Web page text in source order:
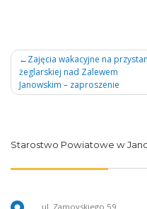
Nawigacja
wpisu
Zajęcia wakacyjne na
żeglarskiej nad Zalewem
Janowskim – zaproszenie
Starostwo Powiatowe w
ul. Zamoyskiego 59